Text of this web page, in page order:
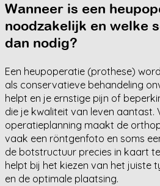
Wanneer is een
noodzakelijk en welke
dan nodig?
Een heupoperatie (prothese)
als conservatieve behandeling
helpt en je ernstige pijn of
die je kwaliteit van leven aantast.
operatieplanning maakt de
vaak een röntgenfoto en soms
de botstructuur precies in kaart
helpt bij het kiezen van het juiste
en de optimale plaatsing.